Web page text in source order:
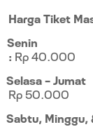
Harga Tiket
Senin
: Rp 40.000
Selasa – Jumat
Rp 50.000
Sabtu, Minggu,